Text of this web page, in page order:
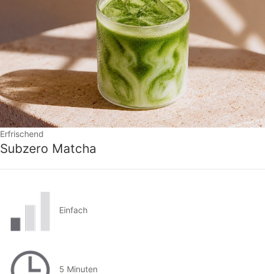
Erfrischend
Subzero Matcha
Einfach
5 Minuten